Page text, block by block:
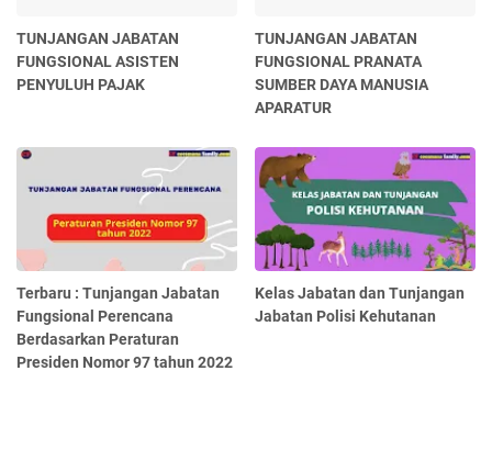
TUNJANGAN JABATAN
FUNGSIONAL ASISTEN
PENYULUH PAJAK
TUNJANGAN JABATAN
FUNGSIONAL PRANATA
SUMBER DAYA MANUSIA
APARATUR
Terbaru : Tunjangan Jabatan
Fungsional Perencana
Berdasarkan Peraturan
Presiden Nomor 97 tahun 2022
Kelas Jabatan dan Tunjangan
Jabatan Polisi Kehutanan